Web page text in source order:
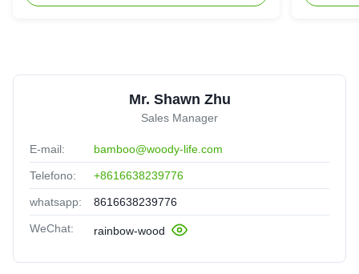
Mr. Shawn Zhu
Sales Manager
E-mail: bamboo@woody-life.com
Telefono: +8616638239776
whatsapp: 8616638239776
WeChat: rainbow-wood